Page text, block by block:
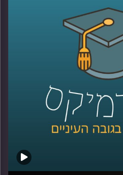
מרצה בכירה בביה"ס הארי
לדיני קניין תכנון
דרמה מעניינת במיוחד
"התיישבות יהודית",
שערכה יחד עם עמיתה